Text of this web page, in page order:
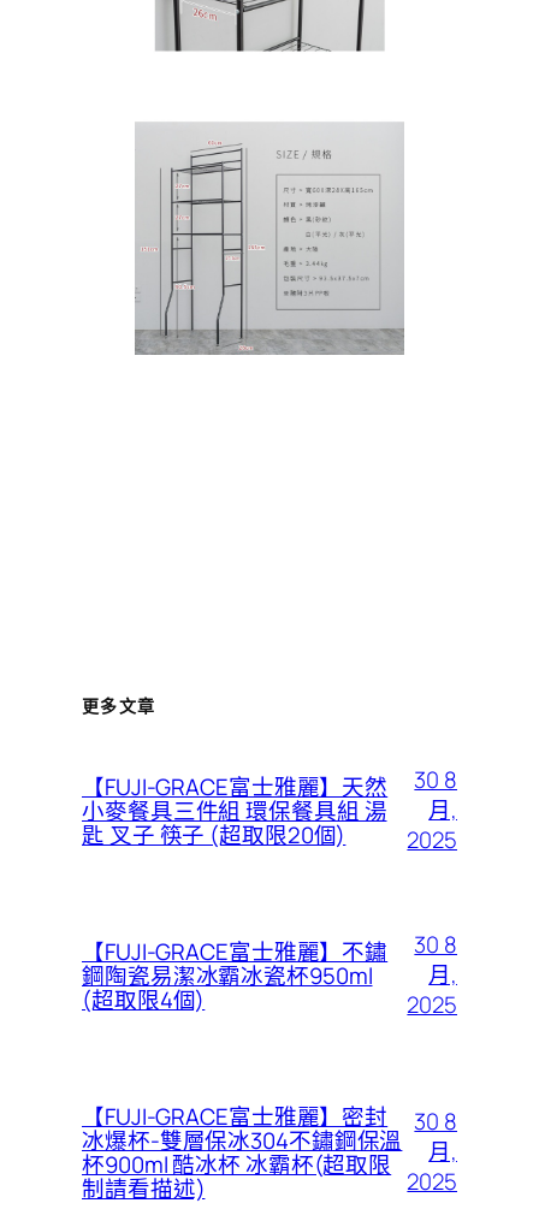
更多文章
【FUJI-GRACE富士雅麗】天然
小麥餐具三件組 環保餐具組 湯
匙 叉子 筷子 (超取限20個)
30 8
月,
2025
【FUJI-GRACE富士雅麗】不鏽
鋼陶瓷易潔冰霸冰瓷杯950ml
(超取限4個)
30 8
月,
2025
【FUJI-GRACE富士雅麗】密封
冰爆杯-雙層保冰304不鏽鋼保溫
杯900ml 酷冰杯 冰霸杯(超取限
制請看描述)
30 8
月,
2025